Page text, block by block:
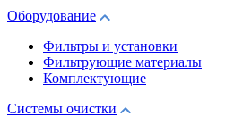
Оборудование
Фильтры и установки
Фильтрующие материалы
Комплектующие
Системы очистки